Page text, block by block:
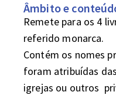
Âmbito e
Remete para os 4
referido monarca.
Contém os nomes
foram atribuídas
igrejas ou outros